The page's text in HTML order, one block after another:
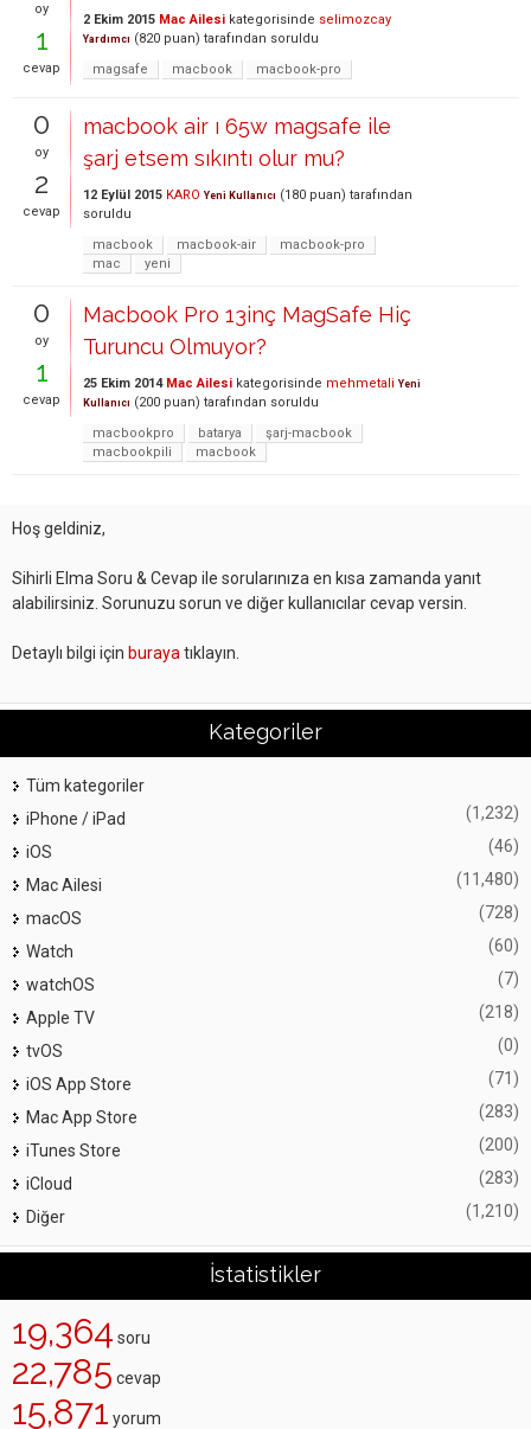
oy
1
cevap
2 Ekim 2015 Mac Ailesi kategorisinde selimozcay
Yardımcı (820 puan) tarafından soruldu
magsafe
macbook macbook-pro
0
oy
2
cevap
macbook air ı 65w magsafe ile
şarj etsem sıkıntı olur mu?
12 Eylül 2015 KARO Yeni Kullanıcı (180 puan) tarafından
soruldu
macbook
macbook-air
macbook-pro
mac
yeni
0
oy
1
cevap
Macbook Pro 13inç MagSafe Hiç
Turuncu Olmuyor?
25 Ekim 2014 Mac Ailesi kategorisinde mehmetali Yeni
Kullanıcı (200 puan) tarafından soruldu
macbookpro
batarya
şarj-macbook
macbookpili
macbook
Hoş geldiniz,
Sihirli Elma Soru & Cevap ile sorularınıza en kısa zamanda yanıt
alabilirsiniz. Sorunuzu sorun ve diğer kullanıcılar cevap versin.
Detaylı bilgi için buraya tıklayın.
Kategoriler
Tüm kategoriler
iPhone / iPad
(1,232)
iOS (46)
Mac Ailesi (11,480)
macOS (728)
Watch (60)
watchOS (7)
Apple TV (218)
tvOS (0)
iOS App Store (71)
Mac App Store (283)
iTunes Store (200)
iCloud (283)
Diğer (1,210)
İstatistikler
19,364 soru
22,785 cevap
15,871 yorum